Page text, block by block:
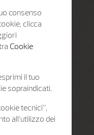
consenso
clicca
Cookie
il tuo
sopraindicati.
tecnici”,
all’utilizzo dei